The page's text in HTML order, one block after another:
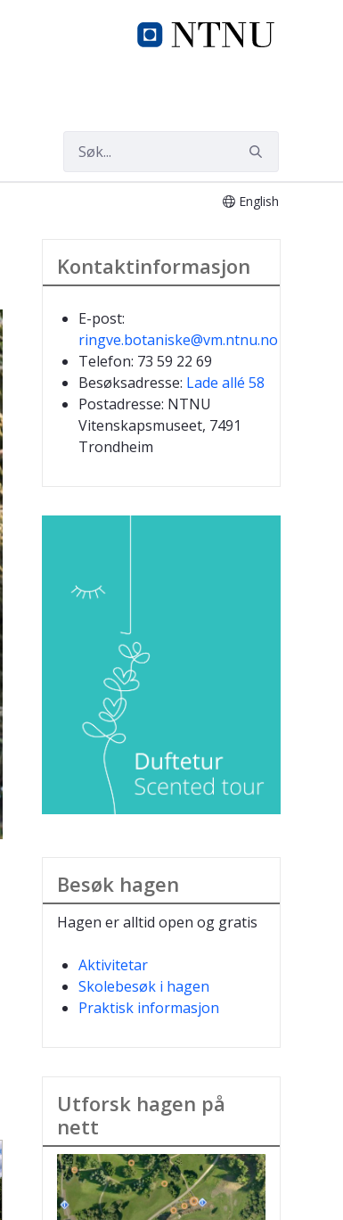
English
Kontaktinformasjon
E-post:
ringve.botaniske@vm.ntnu.no
Telefon: 73 59 22 69
Besøksadresse: Lade allé 58
Postadresse: NTNU
Vitenskapsmuseet, 7491
Trondheim
Besøk hagen
Hagen er alltid open og gratis
Aktivitetar
Skolebesøk i hagen
Praktisk informasjon
Utforsk hagen på
nett